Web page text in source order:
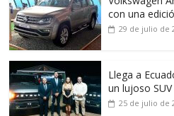
con una
29 de julio de
Llega a
un lujoso
25 de julio de